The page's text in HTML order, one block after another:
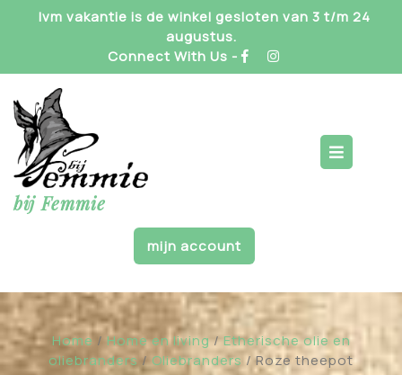
Ivm vakantie is de winkel gesloten van 3 t/m 24
augustus.
Connect With Us -
bij Femmie
mijn account
Home / Home en living/Etherische olie en
oliebranders / Oliebranders / Roze theepot